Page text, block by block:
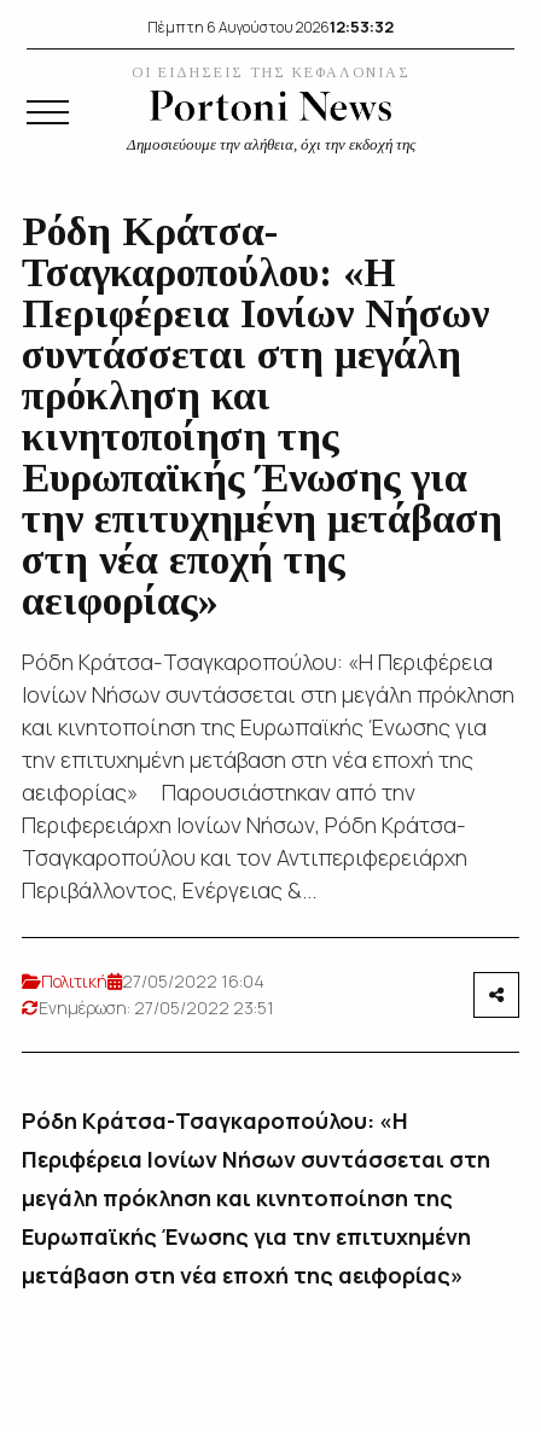
Πέμπτη 6 Αυγούστου 202612:53:33
ΟΙ ΕΙΔΗΣΕΙΣ ΤΗΣ ΚΕΦΑΛΟΝΙΑΣ
Δημοσιεύουμε την αλήθεια, όχι την εκδοχή της
Ρόδη Κράτσα-
Τσαγκαροπούλου: «Η
Περιφέρεια Ιονίων Νήσων
συντάσσεται στη μεγάλη
πρόκληση και
κινητοποίηση της
Ευρωπαϊκής Ένωσης για
την επιτυχημένη μετάβαση
στη νέα εποχή της
αειφορίας»
Ρόδη Κράτσα-Τσαγκαροπούλου: «Η Περιφέρεια
Ιονίων Νήσων συντάσσεται στη μεγάλη πρόκληση
και κινητοποίηση της Ευρωπαϊκής Ένωσης για
την επιτυχημένη μετάβαση στη νέα εποχή της
αειφορίας» Παρουσιάστηκαν από την
Περιφερειάρχη Ιονίων Νήσων, Ρόδη Κράτσα-
Τσαγκαροπούλου και τον Αντιπεριφερειάρχη
Περιβάλλοντος, Ενέργειας &...
Πολιτική
27/05/2022 16:04
Ενημέρωση: 27/05/2022 23:51
Ρόδη Κράτσα-Τσαγκαροπούλου: «Η
Περιφέρεια Ιονίων Νήσων συντάσσεται στη
μεγάλη πρόκληση και κινητοποίηση της
Ευρωπαϊκής Ένωσης για την επιτυχημένη
μετάβαση στη νέα εποχή της αειφορίας»